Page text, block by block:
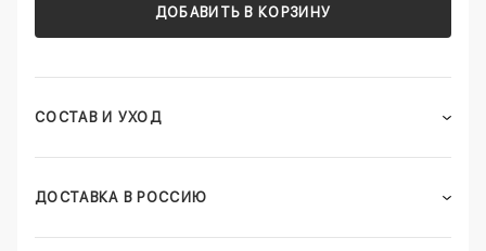
ДОБАВИТЬ В КОРЗИНУ
СОСТАВ И УХОД
ДОСТАВКА В РОССИЮ